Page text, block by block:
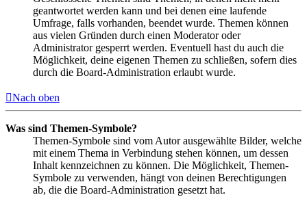
geantwortet werden kann und bei denen eine laufende
Umfrage, falls vorhanden, beendet wurde. Themen können
aus vielen Gründen durch einen Moderator oder
Administrator gesperrt werden. Eventuell hast du auch die
Möglichkeit, deine eigenen Themen zu schließen, sofern dies
durch die Board-Administration erlaubt wurde.
Nach oben
Was sind Themen-Symbole?
Themen-Symbole sind vom Autor ausgewählte Bilder, welche
mit einem Thema in Verbindung stehen können, um dessen
Inhalt kennzeichnen zu können. Die Möglichkeit, Themen-
Symbole zu verwenden, hängt von deinen Berechtigungen
ab, die die Board-Administration gesetzt hat.